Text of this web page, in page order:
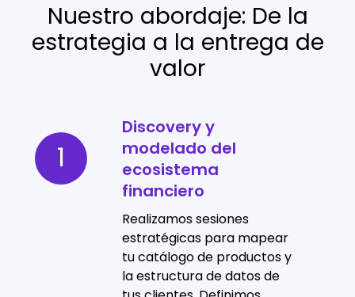
Nuestro abordaje: De la
estrategia a la entrega de
valor
1
Discovery y
modelado del
ecosistema
financiero
Realizamos sesiones
estratégicas para mapear
tu catálogo de productos y
la estructura de datos de
Discovery
modelado